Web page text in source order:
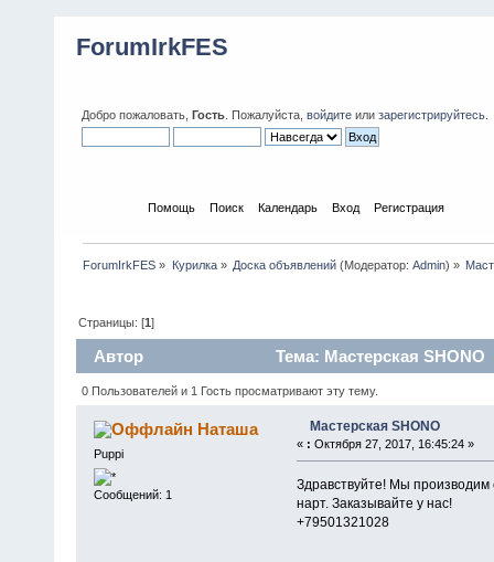
ForumIrkFES
Добро пожаловать, Гость . Пожалуйста, войдите или зарегистрируйтесь
Помощь Поиск Календарь Вход Регистрация
ForumIrkFES » Курилка» Доска объявлений(Модератор: Admin) »
Страницы: [1]
Автор Тема: Мастерская SHONO
0 Пользователей и 1 Гость просматривают эту тему.
Наташа
Puppi
Сообщений: 1
Мастерская SHONO
« : Октября 27, 2017, 16:45:24 »
Здравствуйте! Мы
нарт. Заказывайте у нас!
+79501321028